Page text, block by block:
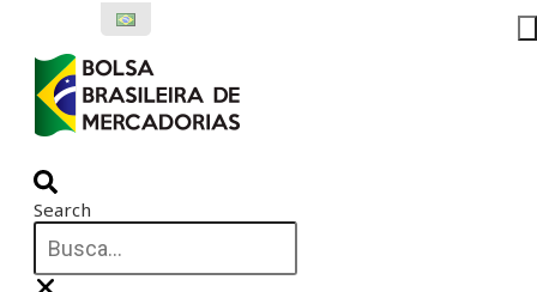
conteúdo
Search